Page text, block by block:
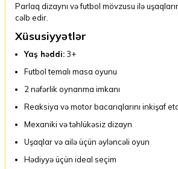
Parlaq dizaynı və futbol mövzusu ilə
cəlb edir.
Xüsusiyyətlər
Yaş həddi: 3+
Futbol temalı masa oyunu
2 nəfərlik oynanma imkanı
Reaksiya və motor bacarıqlarını inkişaf
Mexaniki və təhlükəsiz dizayn
Uşaqlar və ailə üçün əyləncəli oyun
Hədiyyə üçün ideal seçim